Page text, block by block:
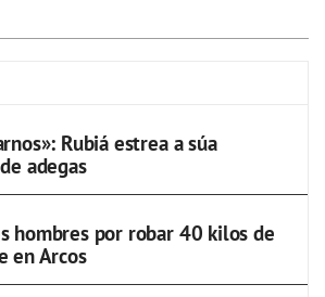
Rubiá estrea a súa
adegas
hombres por robar 40 kilos de
en Arcos